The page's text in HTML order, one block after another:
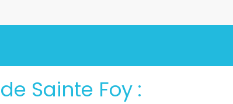
Sainte Foy :